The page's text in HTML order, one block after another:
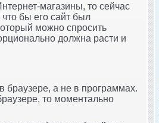
магазины, то сейчас
что бы его сайт был
можно спросить
должна расти и
браузере, а не в программах.
то моментально